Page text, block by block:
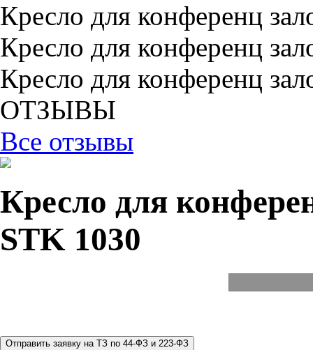
Кресло для конференц
Кресло для конференц
Кресло для конференц
ОТЗЫВЫ
Все отзывы
Кресло для
STK 1030